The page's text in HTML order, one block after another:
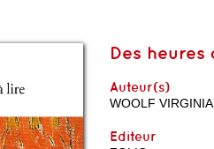
Des
Auteur(s)
WOOLF VIRGINIA
Editeur